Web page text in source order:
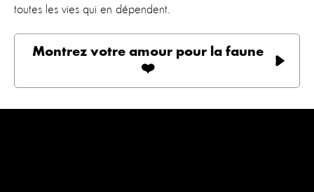
toutes les vies qui en dépendent.
Montrez votre amour pour la faune
❤️